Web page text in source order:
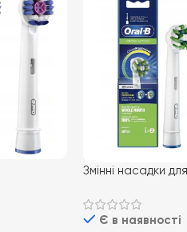
Змінні насадки для
ORAL-B EB50
Є в наявності